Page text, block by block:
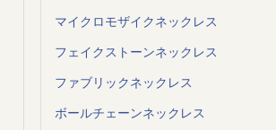
マイクロモザイクネックレス
フェイクストーンネックレス
ファブリックネックレス
ボールチェーンネックレス